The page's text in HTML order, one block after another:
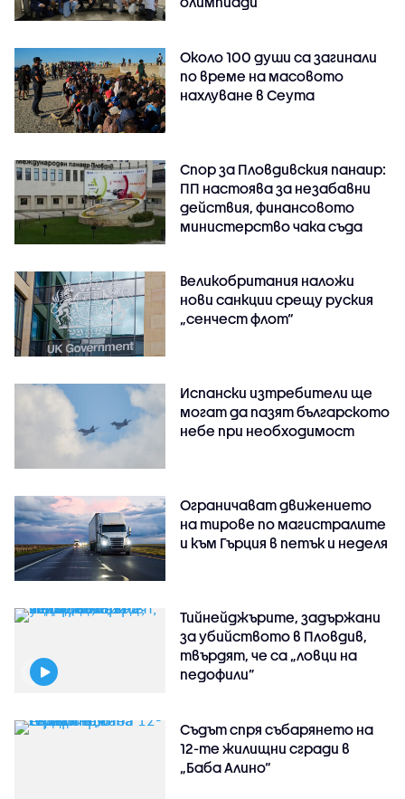
Около 100 души са загинали
по време на масовото
нахлуване в Сеута
Спор за Пловдивския панаир:
ПП настоява за незабавни
действия, финансовото
министерство чака съда
Великобритания наложи
нови санкции срещу руския
„сенчест флот“
Испански изтребители ще
могат да пазят българското
небе при необходимост
Ограничават движението
на тирове по магистралите
и към Гърция в петък и неделя
Тийнейджърите, задържани
за убийството в Пловдив,
твърдят, че са „ловци на
педофили”
Съдът спря събарянето на
12-те жилищни сгради в
„Баба Алино“